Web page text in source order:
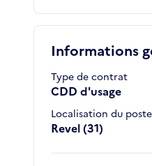
Informations
Type de contrat
CDD d'usage
Localisation du poste
Revel (31)